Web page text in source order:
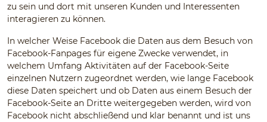
zu sein und dort mit unseren Kunden und Interessenten
interagieren zu können.
In welcher Weise Facebook die Daten aus dem Besuch von
Facebook-Fanpages für eigene Zwecke verwendet, in
welchem Umfang Aktivitäten auf der Facebook-Seite
einzelnen Nutzern zugeordnet werden, wie lange Facebook
diese Daten speichert und ob Daten aus einem Besuch der
Facebook-Seite an Dritte weitergegeben werden, wird von
Facebook nicht abschließend und klar benannt und ist uns